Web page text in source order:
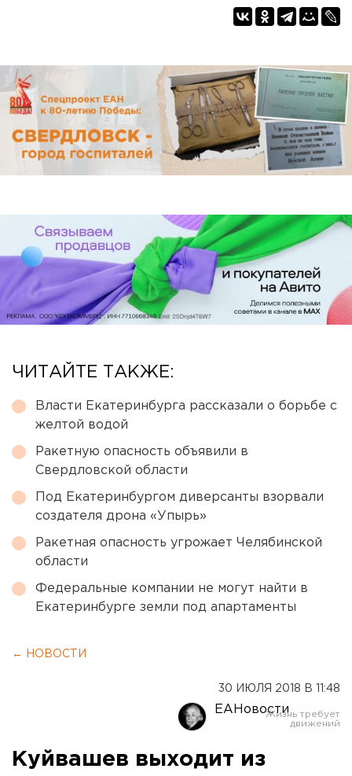
ЧИТАЙТЕ ТАКЖЕ:
Власти Екатеринбурга рассказали о борьбе с
желтой водой
Ракетную опасность объявили в
Свердловской области
Под Екатеринбургом диверсанты взорвали
создателя дрона «Упырь»
Ракетная опасность угрожает Челябинской
области
Федеральные компании не могут найти в
Екатеринбурге земли под апартаменты
← НОВОСТИ
30 ИЮЛЯ 2018 В 11:48
ЕАНовости
Куйвашев выходит из